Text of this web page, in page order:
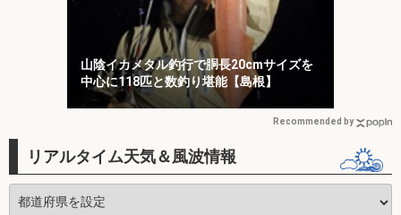
山陰イカメタル釣行で胴長20cmサイズを
中心に118匹と数釣り堪能【島根】
Recommended by
リアルタイム天気＆風波情報